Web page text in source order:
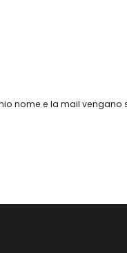
nome e la mail vengano